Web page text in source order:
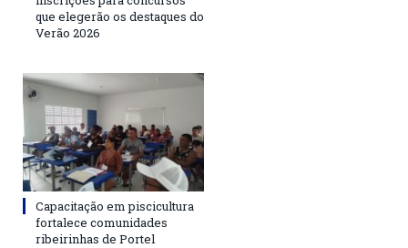
que elegerão os destaques do
Verão 2026
Capacitação em piscicultura
fortalece comunidades
ribeirinhas de Portel